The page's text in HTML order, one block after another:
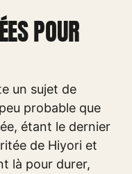
POUR
un sujet de
probable que
étant le dernier
de Hiyori et
là pour durer,